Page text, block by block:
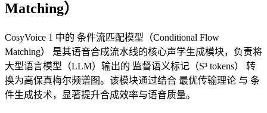
Matching）
CosyVoice 1 中的 ​​条件流匹配模型（Conditional Flow
Matching）​​ 是其语音合成流水线的核心声学生成模块，负责将
大型语言模型（LLM）输出的 ​​监督语义标记（S³ tokens）​​ 转
换为高保真梅尔频谱图。该模块通过结合 ​​最优传输理论​​ 与 ​​条
件生成技术​​，显著提升合成效率与语音质量。